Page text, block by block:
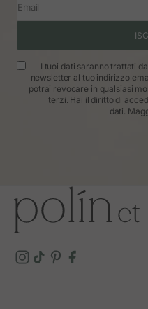
Email
I tuoi dati saranno trattati
newsletter al tuo indirizzo
potrai revocare in qualsiasi
terzi. Hai il diritto di
dati.